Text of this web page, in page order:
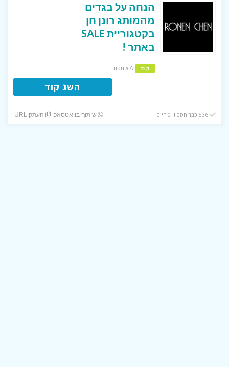
הנחה על בגדים
מהמותג רונן חן
בקטגוריית SALE
באתר !
קוד ללא תפוגה
השג קוד
536 כבר חסכו! 0 היום שיתוף בוואטסאפ העתק URL